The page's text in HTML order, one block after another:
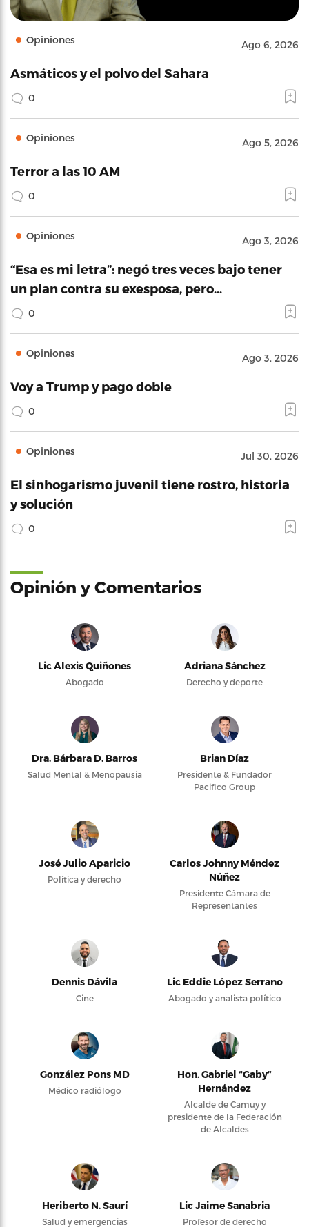
Opiniones Ago 6, 2026
Asmáticos y el polvo del Sahara
0
Opiniones Ago 5, 2026
Terror a las 10 AM
0
Opiniones Ago 3, 2026
“Esa es mi letra”: negó tres veces bajo tener
un plan contra su exesposa, pero…
0
Opiniones Ago 3, 2026
Voy a Trump y pago doble
0
Opiniones Jul 30, 2026
El sinhogarismo juvenil tiene rostro, historia
y solución
0
Opinión y Comentarios
Lic Alexis Quiñones
Abogado
Adriana Sánchez
Derecho y deporte
Dra. Bárbara D. Barros
Salud Mental & Menopausia
Brian Díaz
Presidente & Fundador
Pacifico Group
José Julio Aparicio
Política y derecho
Carlos Johnny Méndez
Núñez
Presidente Cámara de
Representantes
Dennis Dávila
Cine
Lic Eddie López Serrano
Abogado y analista político
González Pons MD
Médico radiólogo
Hon. Gabriel “Gaby”
Hernández
Alcalde de Camuy y
presidente de la Federación
de Alcaldes
Heriberto N. Saurí
Salud y emergencias
Lic Jaime Sanabria
Profesor de derecho